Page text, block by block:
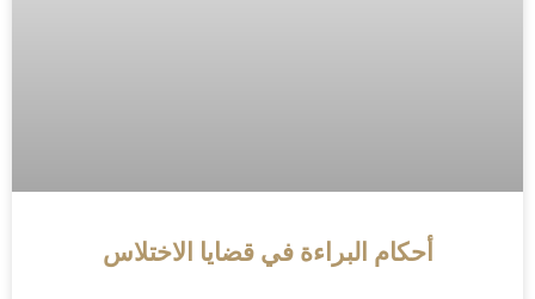
أحكام البراءة في قضايا الاختلاس